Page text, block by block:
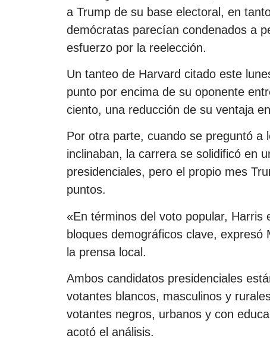
a Trump de su base electoral, en
demócratas parecían condenados a
esfuerzo por la reelección.
Un tanteo de Harvard citado este
punto por encima de su oponente
ciento, una reducción de su ventaja
Por otra parte, cuando se preguntó a
inclinaban, la carrera se solidificó en
presidenciales, pero el propio mes
puntos.
«En términos del voto popular, Harris
bloques demográficos clave,
la prensa local.
Ambos candidatos presidenciales
votantes blancos, masculinos y
votantes negros, urbanos y con
acotó el análisis.